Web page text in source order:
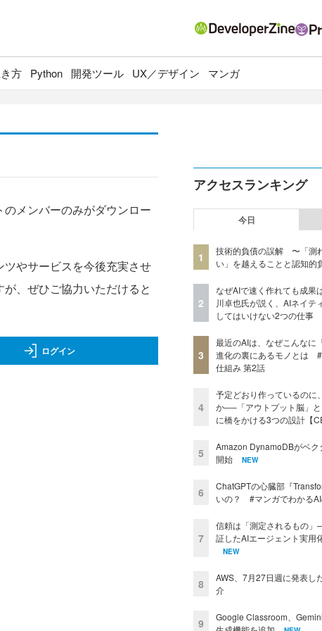
方 Python 開発ツール UX／デザイン マンガ
メンバーのみがダウンロー
やサービスを今後充実させ
、ぜひご協力いただけると
ログイン
アクセスランキング
今日
1
技術的負債の誤解 〜「測
い」を越えることと認知的
2
なぜAIで速く作れても成果
川卓也氏が説く、AIネイテ
してはいけない2つの仕事
3
最近のAIは、なぜこんなに
進化の裏にあるモノとは
仕組み 第2話
4
予定どおり作っているのに
か──「アウトプット脳」と
に橋をかける3つの設計【
5
Amazon DynamoDBがベク
開始
NEW
6
ChatGPTの心臓部『
いの？ #マンガでわかる
7
信頼は「測定されるもの
証したAIエージェント実用
NEW
8
AWS、7月27日週に発表し
介
9
Google Classroom、